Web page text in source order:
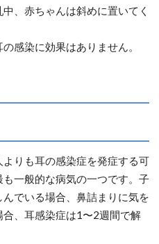
、赤ちゃんは斜めに置いてく
感染に効果はありません。
りも耳の感染症を発症する可
一般的な病気の一つです。子
でいる場合、鼻詰まりに気を
、耳感染症は1〜2週間で解